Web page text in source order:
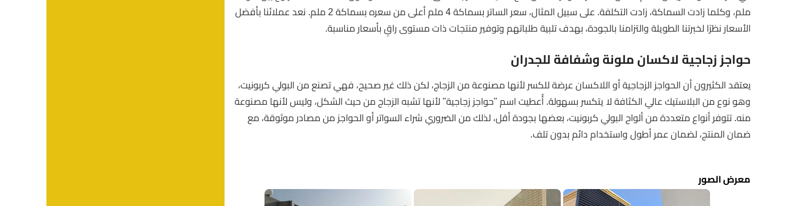
ملم، وكلما زادت السماكة، زادت التكلفة. على سبيل المثال، سعر الساتر بسماكة 4 ملم أعلى من سعره بسماكة 2 ملم. نعد عملائنا بأفضل
الأسعار نظرًا لخبرتنا الطويلة والتزامنا بالجودة، بهدف تلبية طلباتهم وتوفير منتجات ذات مستوى راقٍ بأسعار مناسبة.
حواجز زجاجية لاكسان ملونة وشفافة للجدران
يعتقد الكثيرون أن الحواجز الزجاجية أو اللاكسان عرضة للكسر لأنها مصنوعة من الزجاج، لكن ذلك غير صحيح، فهي تصنع من البولي كربونيت،
وهو نوع من البلاستيك عالي الكثافة لا يتكسر بسهولة. أُعطيت اسم "حواجز زجاجية" لأنها تشبه الزجاج من حيث الشكل، وليس لأنها مصنوعة
منه. تتوفر أنواع متعددة من ألواح البولي كربونيت، بعضها بجودة أقل، لذلك من الضروري شراء السواتر أو الحواجز من مصادر موثوقة، مع
ضمان المنتج، لضمان عمر أطول واستخدام دائم بدون تلف.
معرض الصور